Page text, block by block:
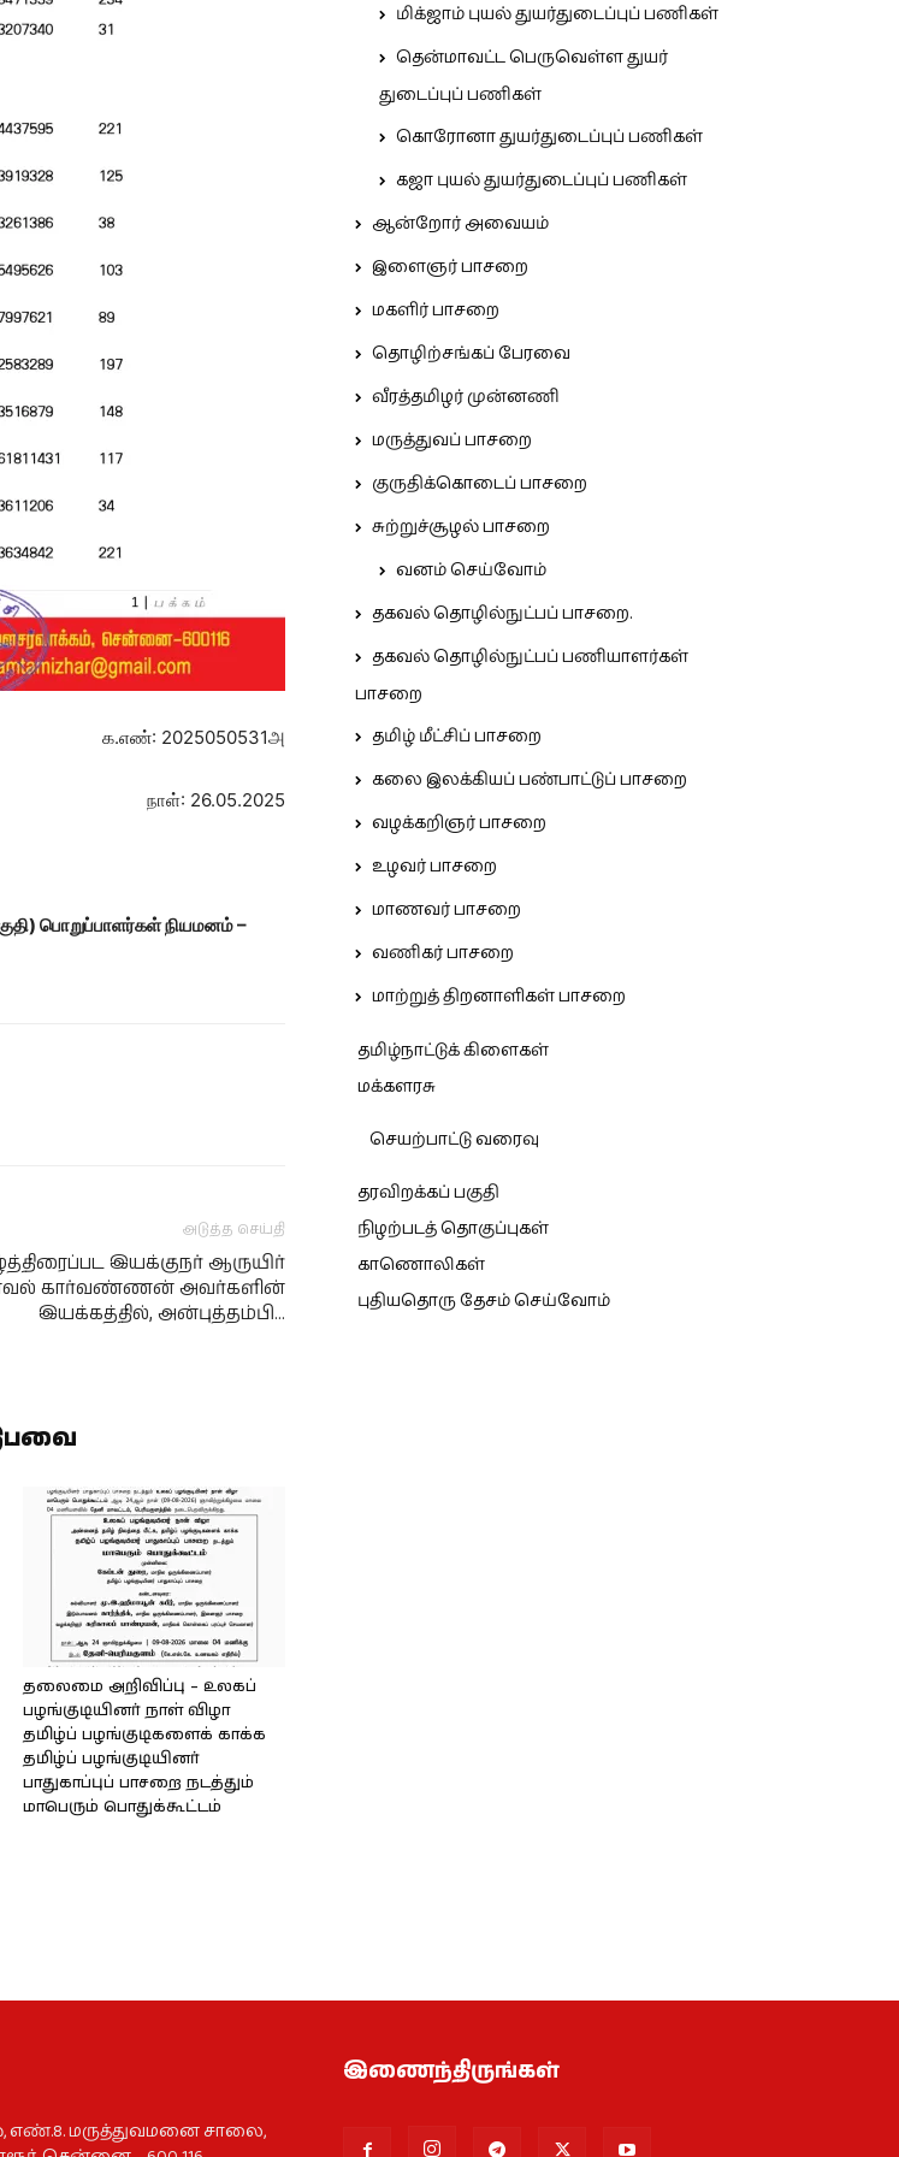
க.எண்: 2025050531அ
நாள்: 26.05.2025
பொறுப்பாளர்கள் நியமனம் –
அடுத்த செய்தி
இயக்குநர் ஆருயிர்
கார்வண்ணன் அவர்களின்
இயக்கத்தில், அன்புத்தம்பி…
தலைமை அறிவிப்பு – உலகப்
பழங்குடியினர் நாள் விழா
தமிழ்ப் பழங்குடிகளைக் காக்க
தமிழ்ப் பழங்குடியினர்
பாதுகாப்புப் பாசறை நடத்தும்
மாபெரும் பொதுக்கூட்டம்
மிக்ஜாம் புயல் துயர்துடைப்புப் பணிகள்
தென்மாவட்ட பெருவெள்ள துயர்
துடைப்புப் பணிகள்
கொரோனா துயர்துடைப்புப் பணிகள்
கஜா புயல் துயர்துடைப்புப் பணிகள்
ஆன்றோர் அவையம்
இளைஞர் பாசறை
மகளிர் பாசறை
தொழிற்சங்கப் பேரவை
வீரத்தமிழர் முன்னணி
மருத்துவப் பாசறை
குருதிக்கொடைப் பாசறை
சுற்றுச்சூழல் பாசறை
வனம் செய்வோம்
தகவல் தொழில்நுட்பப் பாசறை.
தகவல் தொழில்நுட்பப் பணியாளர்கள்
பாசறை
தமிழ் மீட்சிப் பாசறை
கலை இலக்கியப் பண்பாட்டுப் பாசறை
வழக்கறிஞர் பாசறை
உழவர் பாசறை
மாணவர் பாசறை
வணிகர் பாசறை
மாற்றுத் திறனாளிகள் பாசறை
தமிழ்நாட்டுக் கிளைகள்
மக்களரசு
செயற்பாட்டு வரைவு
தரவிறக்கப் பகுதி
நிழற்படத் தொகுப்புகள்
காணொலிகள்
புதியதொரு தேசம் செய்வோம்
எண்.8. மருத்துவமனை சாலை,
இணைந்திருங்கள்